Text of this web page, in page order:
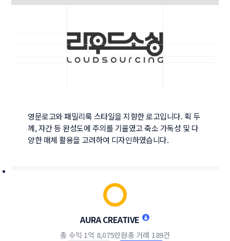
영문로고와 패밀리룩 스타일을 지향한 로고입니다. 획 두
께, 자간 등 완성도에 주의를 기울였고 축소 가독성 및 다
양한 매체 활용을 고려하여 디자인하였습니다.
AURA CREATIVE
총 수익 1억 8,075만원총 거래 189건